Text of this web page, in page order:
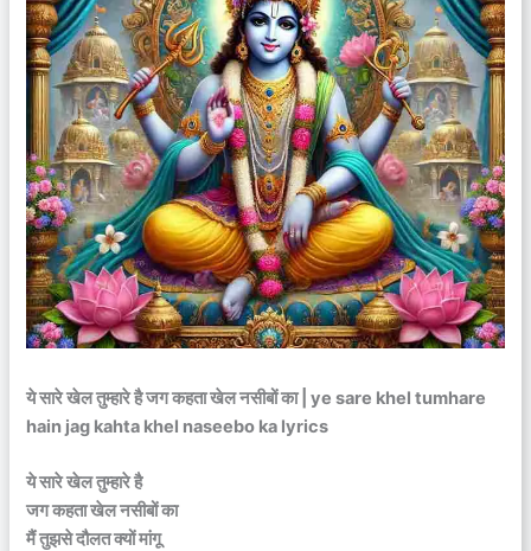
ये सारे खेल तुम्हारे है जग कहता खेल नसीबों का | ye sare khel tumhare
hain jag kahta khel naseebo ka lyrics
ये सारे खेल तुम्हारे है
जग कहता खेल नसीबों का
मैं तुझसे दौलत क्यों मांगू